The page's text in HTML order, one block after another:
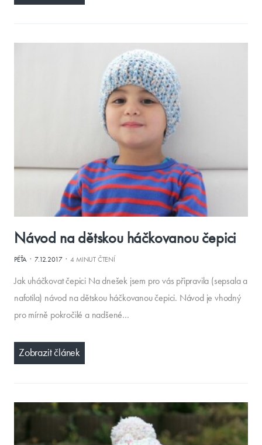
Návod na dětskou háčkovanou čepici
PÉŤA·7.12.2017·4 MINUT ČTENÍ
Jak uháčkovat čepici Na dnešek jsem pro vás připravila (sepsala a
nafotila) návod na dětskou háčkovanou čepici. Návod je vhodný
pro mírně pokročilé a nadšené…
Zobrazit článek